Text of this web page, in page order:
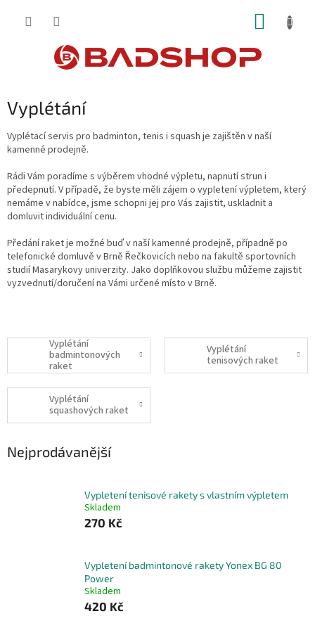
Vyplétání
Vyplétací servis pro badminton, tenis i squash je zajištěn v naší
kamenné prodejně.
Rádi Vám poradíme s výběrem vhodné výpletu, napnutí strun i
předepnutí. V případě, že byste měli zájem o vypletení výpletem, který
nemáme v nabídce, jsme schopni jej pro Vás zajistit, uskladnit a
domluvit individuální cenu.
Předání raket je možné buď v naší kamenné prodejně, případně po
telefonické domluvě v Brně Řečkovicích nebo na fakultě sportovních
studií Masarykovy univerzity. Jako doplňkovou službu můžeme zajistit
vyzvednutí/doručení na Vámi určené místo v Brně.
Vyplétání
badmintonových
raket
Vyplétání
tenisových raket
Vyplétání
squashových raket
Nejprodávanější
Vypletení tenisové rakety s vlastním výpletem
Skladem
270 Kč
Vypletení badmintonové rakety Yonex BG 80
Power
Skladem
420 Kč